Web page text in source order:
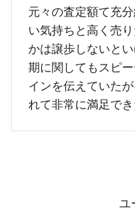
元々の査定額て充
い気持ちと高く売
かは譲歩しないと
期に関してもスピ
インを伝えていた
れて非常に満足でき
ユ